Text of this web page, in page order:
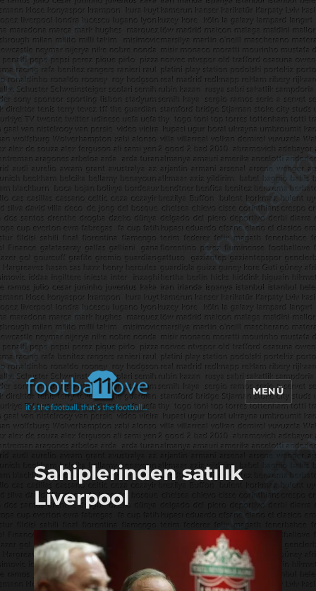
footbaLLove
MENÜ
Sahiplerinden satılık
Liverpool